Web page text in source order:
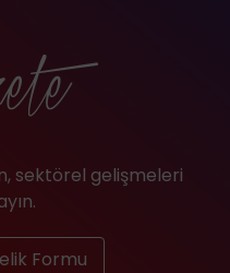
sektörel gelişmeleri
Formu